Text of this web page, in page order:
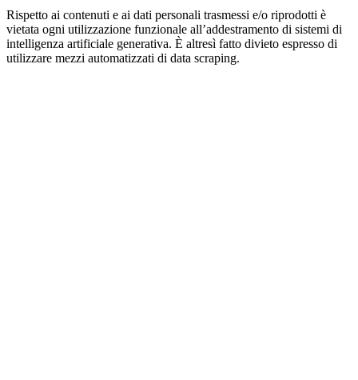
Rispetto ai contenuti e ai dati personali trasmessi e/o riprodotti è
vietata ogni utilizzazione funzionale all’addestramento di sistemi di
intelligenza artificiale generativa. È altresì fatto divieto espresso di
utilizzare mezzi automatizzati di data scraping.